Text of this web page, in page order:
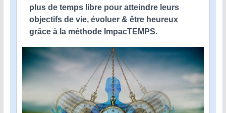
plus de temps libre pour atteindre leurs
objectifs de vie, évoluer & être heureux
grâce à la méthode ImpacTEMPS.